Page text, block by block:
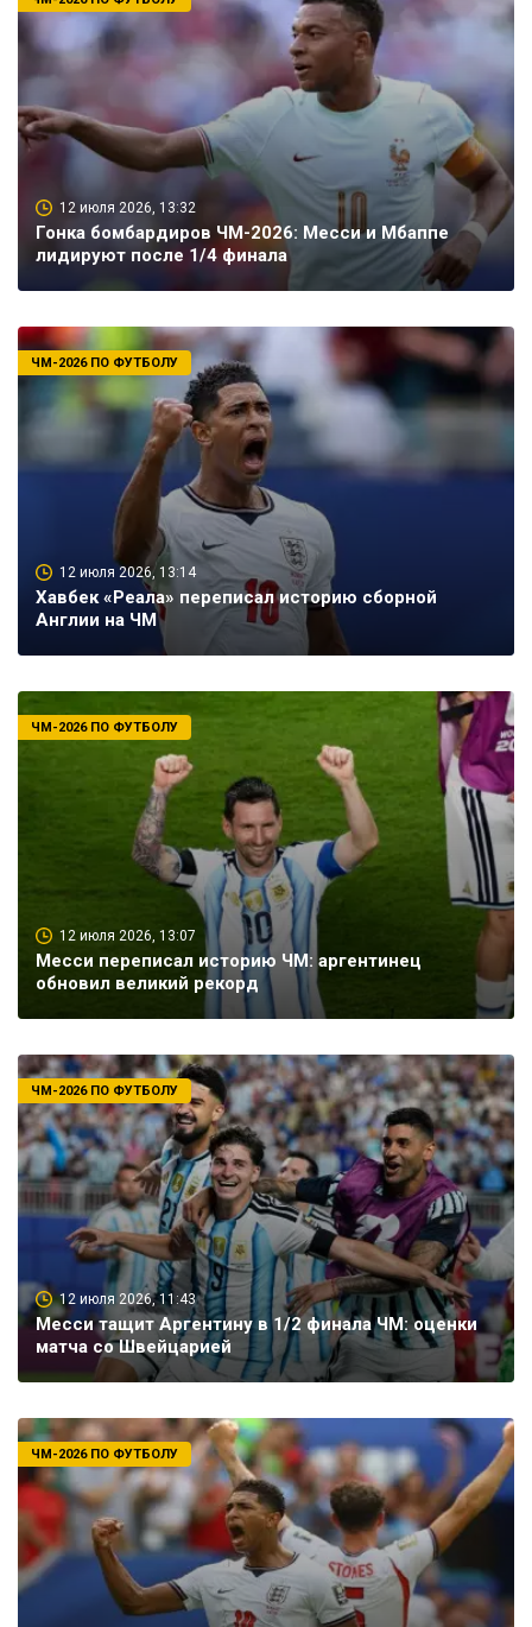
12 июля 2026, 13:32
Гонка бомбардиров ЧМ-2026: Месси и Мбаппе
лидируют после 1/4 финала
12 июля 2026, 13:14
Хавбек «Реала» переписал историю сборной
Англии на ЧМ
ЧМ-2026 ПО ФУТБОЛУ
12 июля 2026, 13:07
Месси переписал историю ЧМ: аргентинец
обновил великий рекорд
ЧМ-2026 ПО ФУТБОЛУ
12 июля 2026, 11:43
Месси тащит Аргентину в 1/2 финала ЧМ: оценки
матча со Швейцарией
ЧМ-2026 ПО ФУТБОЛУ
ЧМ-2026 ПО ФУТБОЛУ